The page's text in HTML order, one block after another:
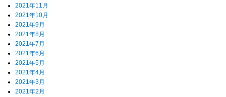
2021年11月
2021年10月
2021年9月
2021年8月
2021年7月
2021年6月
2021年5月
2021年4月
2021年3月
2021年2月